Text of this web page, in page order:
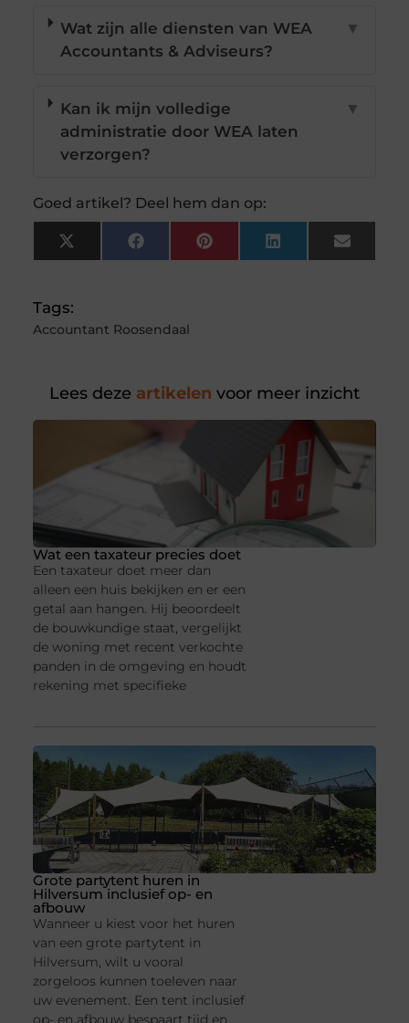
Wat zijn alle diensten van WEA
Accountants & Adviseurs?
▼
Kan ik mijn volledige
administratie door WEA laten
verzorgen?
▼
Goed artikel? Deel hem dan op:
X
(Twitter)
FacebookPinterestLinkedInEmail
Tags:
Accountant Roosendaal
Lees deze artikelen voor meer inzicht
Wat een taxateur precies doet
Een taxateur doet meer dan
alleen een huis bekijken en er een
getal aan hangen. Hij beoordeelt
de bouwkundige staat, vergelijkt
de woning met recent verkochte
panden in de omgeving en houdt
rekening met specifieke
Grote partytent huren in
Hilversum inclusief op- en
afbouw
Wanneer u kiest voor het huren
van een grote partytent in
Hilversum, wilt u vooral
zorgeloos kunnen toeleven naar
uw evenement. Een tent inclusief